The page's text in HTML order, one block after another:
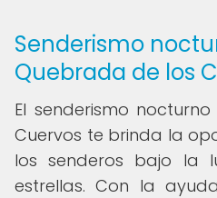
Senderismo
Quebrada de los
El senderismo
Cuervos te brinda la
los senderos bajo la
estrellas. Con la